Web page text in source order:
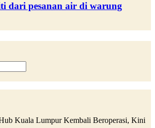
dari pesanan air di warung